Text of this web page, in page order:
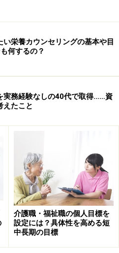
なかたのための法定後見制
断を｢後見人｣に委ねる｢後
限にならないために】
たのための法定後見制
約による「任意後見制度」
後見人等を選任する「法定
い栄養カウンセリングの基本や目
何するの？
実務経験なしの40代で取得……資
えたこと
介護職・福祉職の個人目標を
設定には？具体性を高める短
中長期の目標